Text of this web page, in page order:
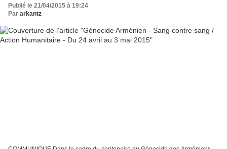
Publié le 21/04/2015 à 19:24
Par arkantz